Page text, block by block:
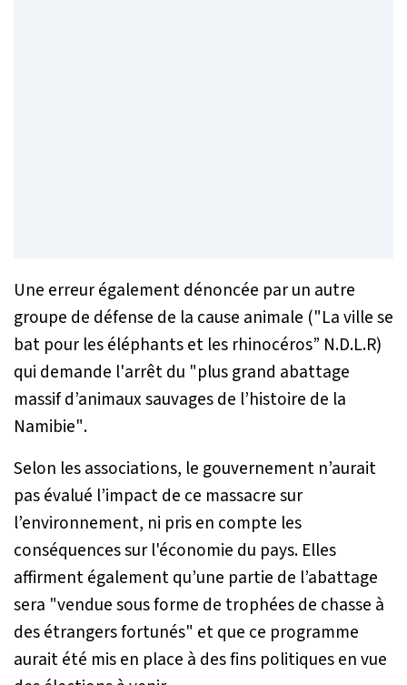
Une erreur également dénoncée par un autre
groupe de défense de la cause animale ("La ville se
bat pour les éléphants et les rhinocéros” N.D.L.R)
qui demande l'arrêt du "plus grand abattage
massif d’animaux sauvages de l’histoire de la
Namibie".
Selon les associations, le gouvernement n’aurait
pas évalué l’impact de ce massacre sur
l’environnement, ni pris en compte les
conséquences sur l'économie du pays. Elles
affirment également qu’une partie de l’abattage
sera "vendue sous forme de trophées de chasse à
des étrangers fortunés" et que ce programme
aurait été mis en place à des fins politiques en vue